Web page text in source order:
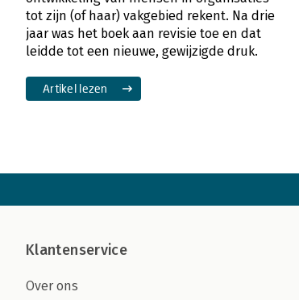
tot zijn (of haar) vakgebied rekent. Na drie
jaar was het boek aan revisie toe en dat
leidde tot een nieuwe, gewijzigde druk.
Artikel lezen
Klantenservice
Over ons